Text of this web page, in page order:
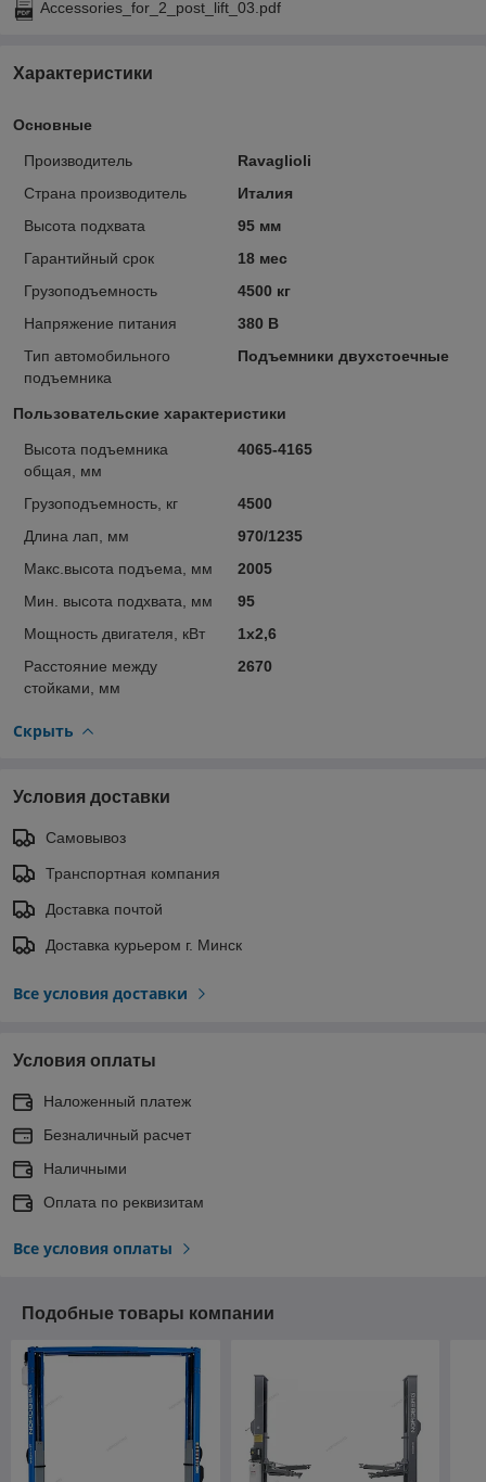
Accessories_for_2_post_lift_03.pdf
Характеристики
Основные
Производитель
Ravaglioli
Страна производитель
Италия
Высота подхвата
95 мм
Гарантийный срок
18 мес
Грузоподъемность
4500 кг
Напряжение питания
380 В
Тип автомобильного
подъемника
Подъемники двухстоечные
Пользовательские характеристики
Высота подъемника
общая, мм
4065-4165
Грузоподъемность, кг
4500
Длина лап, мм
970/1235
Макс.высота подъема, мм
2005
Мин. высота подхвата, мм
95
Мощность двигателя, кВт
1x2,6
Расстояние между
стойками, мм
2670
Скрыть
Условия доставки
Самовывоз
Транспортная компания
Доставка почтой
Доставка курьером г. Минск
Все условия доставки
Условия оплаты
Наложенный платеж
Безналичный расчет
Наличными
Оплата по реквизитам
Все условия оплаты
Подобные товары компании